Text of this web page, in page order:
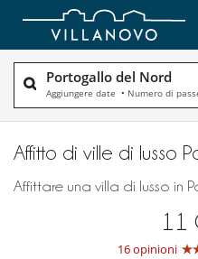
Portogallo del Nord
Aggiungere date • Numero di
Affitto di ville di lusso
Affittare una villa di lusso in
11
16 opinioni